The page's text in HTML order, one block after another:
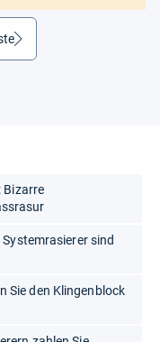
weiter
Bizarre
sind
Sie den Klingenblock